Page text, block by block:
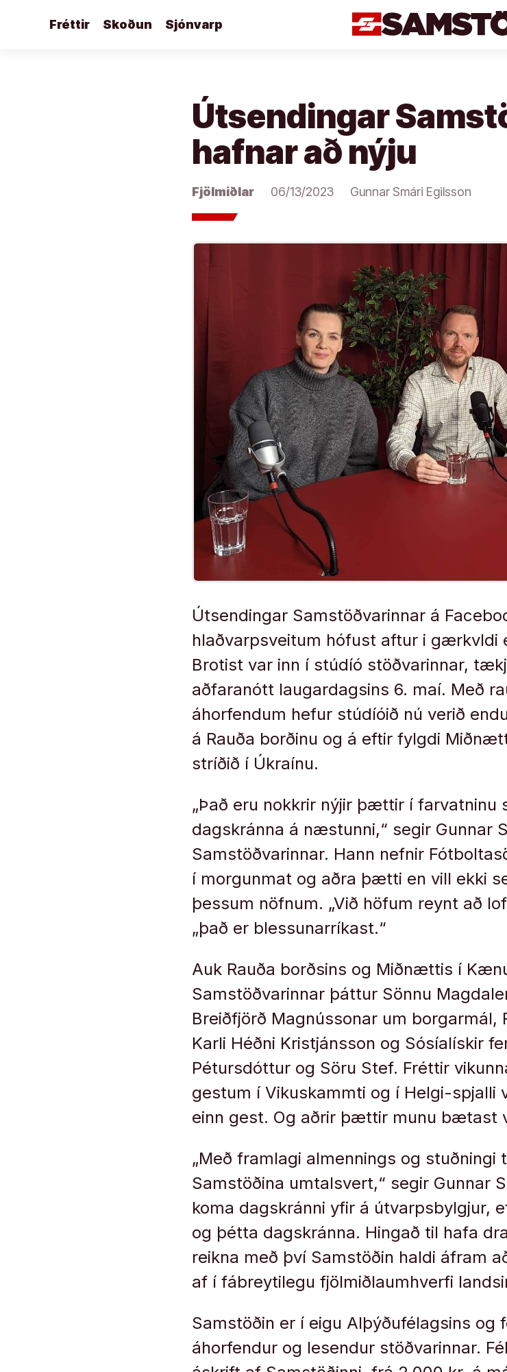
Fréttir Skoðun Sjónvarp
Útsendingar
hafnar að nýju
Fjölmiðlar 06/13/2023 Gunnar Smári Egilsson
Útsendingar Samstöðvarinnar á
hlaðvarpsveitum hófust aftur i gærkvldi
Brotist var inn í stúdíó stöðvarinnar,
aðfaranótt laugardagsins 6. maí. Með
áhorfendum hefur stúdíóið nú verið
á Rauða borðinu og á eftir fylgdi
stríðið í Úkraínu.
„Það eru nokkrir nýjir þættir í farvatninu
dagskránna á næstunni,“ segir Gunnar
Samstöðvarinnar. Hann nefnir
í morgunmat og aðra þætti en vill ekki
þessum nöfnum. „Við höfum reynt að
„það er blessunarríkast.“
Auk Rauða borðsins og Miðnættis í
Samstöðvarinnar þáttur Sönnu
Breiðfjörð Magnússonar um borgarmál,
Karli Héðni Kristjánsson og Sósíalískir
Pétursdóttur og Söru Stef. Fréttir
gestum í Vikuskammti og í Helgi-spjalli
einn gest. Og aðrir þættir munu bætast
„Með framlagi almennings og
Samstöðina umtalsvert,“ segir Gunnar
koma dagskránni yfir á útvarpsbylgjur,
og þétta dagskránna. Hingað til hafa
reikna með því Samstöðin haldi áfram
af í fábreytilegu fjölmiðlaumhverfi
Samstöðin er í eigu Alþýðufélagsins og
áhorfendur og lesendur stöðvarinnar.